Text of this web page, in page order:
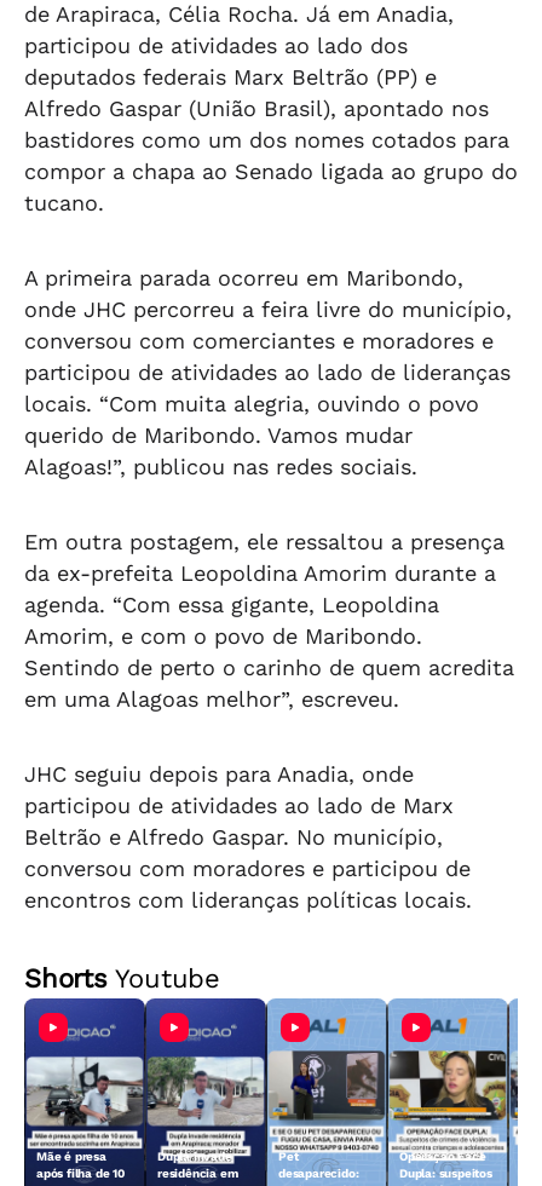
de Arapiraca, Célia Rocha. Já em Anadia,
participou de atividades ao lado dos
deputados federais Marx Beltrão (PP) e
Alfredo Gaspar (União Brasil), apontado nos
bastidores como um dos nomes cotados para
compor a chapa ao Senado ligada ao grupo do
tucano.
A primeira parada ocorreu em Maribondo,
onde JHC percorreu a feira livre do município,
conversou com comerciantes e moradores e
participou de atividades ao lado de lideranças
locais. “Com muita alegria, ouvindo o povo
querido de Maribondo. Vamos mudar
Alagoas!”, publicou nas redes sociais.
Em outra postagem, ele ressaltou a presença
da ex-prefeita Leopoldina Amorim durante a
agenda. “Com essa gigante, Leopoldina
Amorim, e com o povo de Maribondo.
Sentindo de perto o carinho de quem acredita
em uma Alagoas melhor”, escreveu.
JHC seguiu depois para Anadia, onde
participou de atividades ao lado de Marx
Beltrão e Alfredo Gaspar. No município,
conversou com moradores e participou de
encontros com lideranças políticas locais.
ShortsYoutube
Mãe é presa
após filha de 10
Dupla invade
residência em
Pet
desaparecido:
Operação Face
Dupla: suspeitos